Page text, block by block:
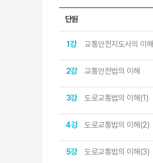
단원
1강 교통안전지도사의 이해
2강 교통안전법의 이해
3강 도로교통법의 이해(1)
4강 도로교통법의 이해(2)
5강 도로교통법의 이해(3)